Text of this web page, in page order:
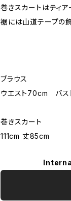
巻きスカートはティ
裾には山道テープの
ブラウス
ウエスト70cm バ
巻きスカート
111cm 丈85cm